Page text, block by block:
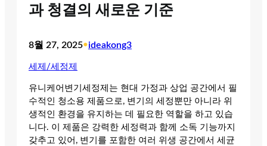
과 청결의 새로운 기준
8월 27, 2025•ideakong3
세제/세정제
유니케어변기세정제는 현대 가정과 상업 공간에서 필
수적인 청소용 제품으로, 변기의 세정뿐만 아니라 위
생적인 환경을 유지하는 데 필요한 역할을 하고 있습
니다. 이 제품은 강력한 세정력과 함께 소독 기능까지
갖추고 있어, 변기를 포함한 여러 위생 공간에서 세균